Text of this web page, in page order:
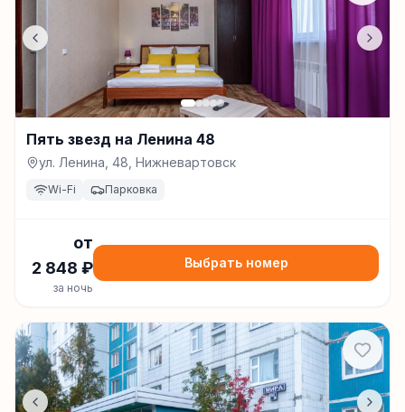
Пять звезд на Ленина 48
ул. Ленина, 48, Нижневартовск
Wi-Fi Парковка
от
2 848 ₽
за ночь
Выбрать номер